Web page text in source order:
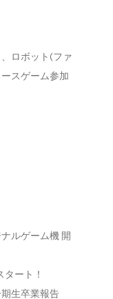
ロボット(ファ
スゲーム参加
ルゲーム機 開
ート！
生卒業報告